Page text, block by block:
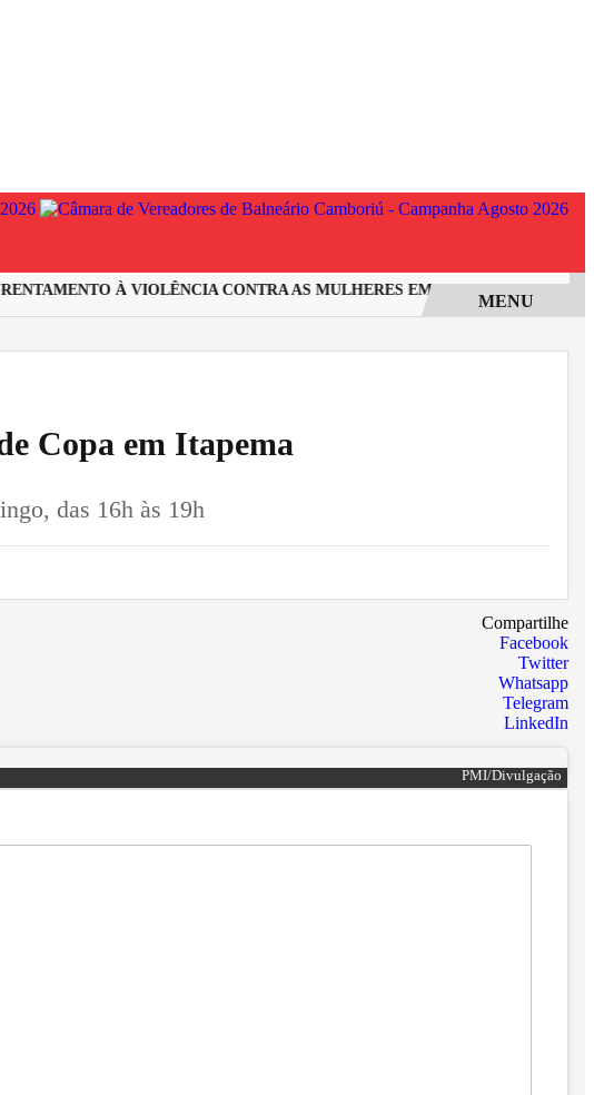
À VIOLÊNCIA CONTRA AS MULHERES EM SANTA CATARINA
MENU
Copa em Itapema
das 16h às 19h
Compartilhe
Facebook
Twitter
Whatsapp
Telegram
LinkedIn
PMI/Divulgação